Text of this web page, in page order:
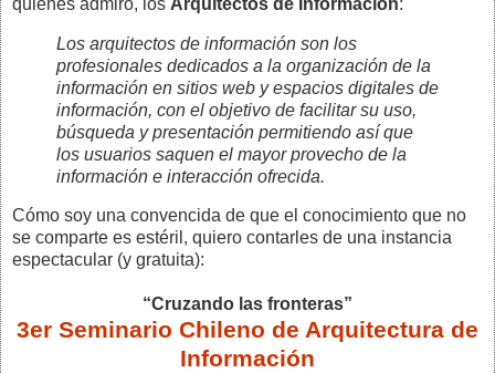
Los arquitectos de información son los
profesionales dedicados a la organización de la
información en sitios web y espacios digitales de
información, con el objetivo de facilitar su uso,
búsqueda y presentación permitiendo así que
los usuarios saquen el mayor provecho de la
información e interacción ofrecida.
Cómo soy una convencida de que el conocimiento que no
se comparte es estéril, quiero contarles de una instancia
espectacular (y gratuita):
“Cruzando las fronteras”
3er Seminario Chileno de Arquitectura de
Información